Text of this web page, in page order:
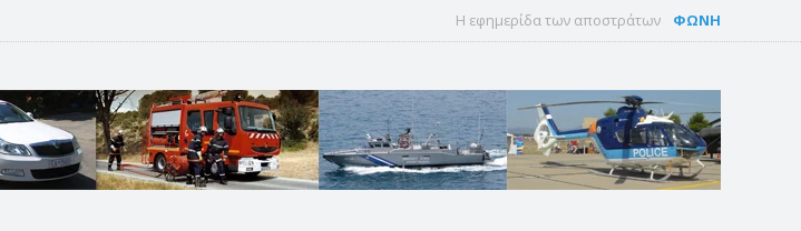
Η εφημερίδα των αποστράτων ΦΩΝΗ